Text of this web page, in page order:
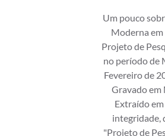
Um pouco
Moderna em
Projeto de
no período de
Fevereiro de
Gravado em
Extraído
integridade,
"Projeto de